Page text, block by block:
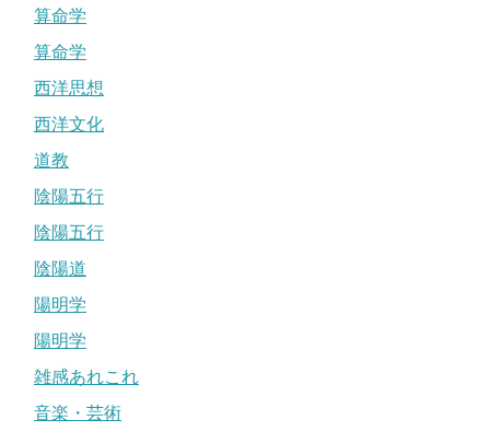
算命学
算命学
西洋思想
西洋文化
道教
陰陽五行
陰陽五行
陰陽道
陽明学
陽明学
雑感あれこれ
音楽・芸術